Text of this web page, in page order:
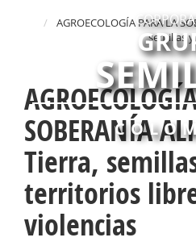
AGROECOLOGÍA PARA LA
semillas
SOBERANÍA
Tierra,
territorios
violencias